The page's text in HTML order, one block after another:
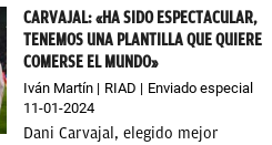
CARVAJAL: «HA SIDO ESPECTACULAR,
TENEMOS UNA PLANTILLA QUE QUIERE
COMERSE EL MUNDO»
Iván Martín RIAD
Enviado especial
11-01-2024
Dani Carvajal, elegido mejor